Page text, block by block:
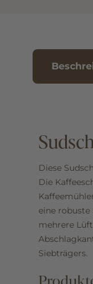
Diese
Die
eine robuste
mehrere
Siebträgers.